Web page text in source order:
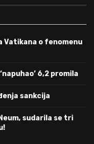
o fenomenu
6,2 promila
sankcija
sudarila se tri